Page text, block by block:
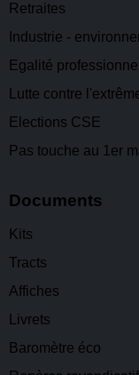
Retraites
Industrie -
Egalité
Lutte contre
Elections CSE
Pas touche au 1er
Documents
Kits
Tracts
Affiches
Livrets
Baromètre éco